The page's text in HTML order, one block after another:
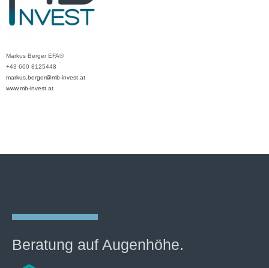
Markus Berger EFA®
+43 660 8125448
markus.berger@mb-invest.at
www.mb-invest.at
Beratung auf Augenhöhe.